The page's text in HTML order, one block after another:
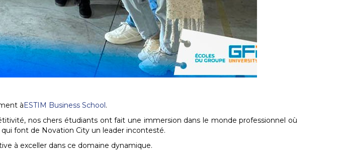
àESTIM Business School.
nos chers étudiants ont fait une immersion dans le monde professionnel où
font de Novation City un leader incontesté.
à exceller dans ce domaine dynamique.